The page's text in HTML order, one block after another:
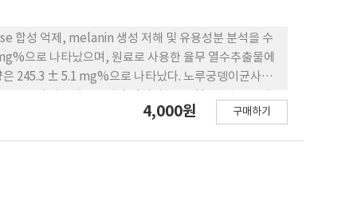
합성 억제, melanin 생성 저해 및 유용성분 분석을 수
으로 나타났으며, 원료로 사용한 율무 열수추출물에
245.3 ± 5.1 mg%으로 나타났다. 노루궁뎅이균사발
cell 500 ug/mL 농도로 처리했을 때, 노루궁뎅이균사
radical 및 ABTS radical 소거활성 측정결과 노루
인하였다. 따라서 추가적인 연구를 통해 노루궁뎅이
4,000원 구매하기